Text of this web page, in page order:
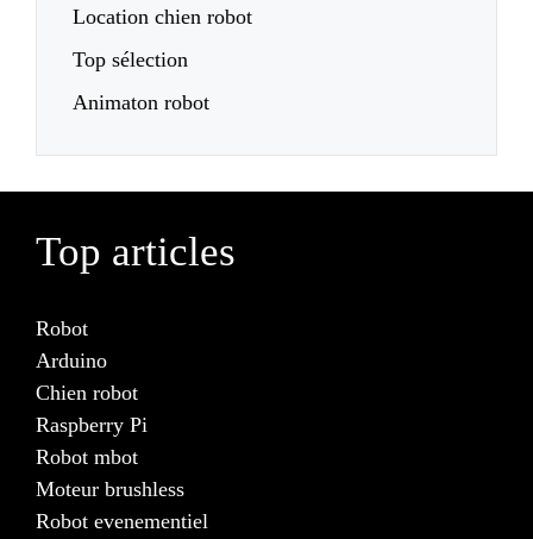
Location chien robot
Top sélection
Animaton robot
Top articles
Robot
Arduino
Chien robot
Raspberry Pi
Robot mbot
Moteur brushless
Robot evenementiel